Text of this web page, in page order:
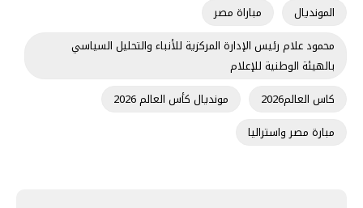
المونديال
مباراة مصر
محمود علام رئيس الإدارة المركزية للأنباء والتحليل السياسي
بالهيئة الوطنية للإعلام
كاس العالم2026
مونديال كأس العالم 2026
مبارة مصر واستراليا